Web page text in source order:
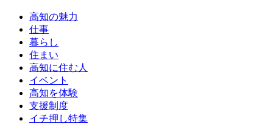
高知の魅力
仕事
暮らし
住まい
高知に住む人
イベント
高知を体験
支援制度
イチ押し特集